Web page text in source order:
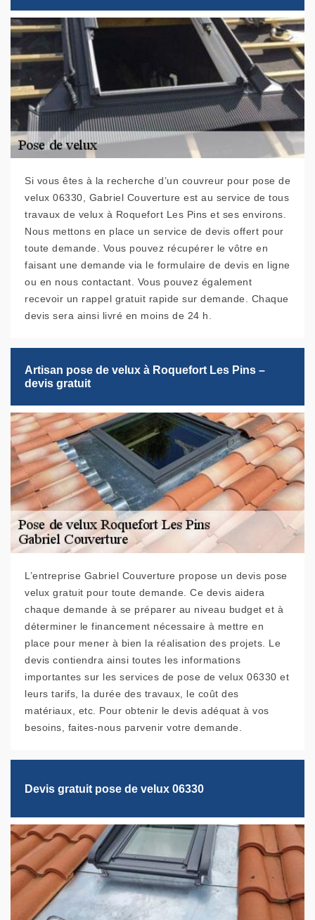
Si vous êtes à la recherche d’un couvreur pour pose de
velux 06330, Gabriel Couverture est au service de tous
travaux de velux à Roquefort Les Pins et ses environs.
Nous mettons en place un service de devis offert pour
toute demande. Vous pouvez récupérer le vôtre en
faisant une demande via le formulaire de devis en ligne
ou en nous contactant. Vous pouvez également
recevoir un rappel gratuit rapide sur demande. Chaque
devis sera ainsi livré en moins de 24 h.
Artisan pose de velux à Roquefort Les Pins –
devis gratuit
L’entreprise Gabriel Couverture propose un devis pose
velux gratuit pour toute demande. Ce devis aidera
chaque demande à se préparer au niveau budget et à
déterminer le financement nécessaire à mettre en
place pour mener à bien la réalisation des projets. Le
devis contiendra ainsi toutes les informations
importantes sur les services de pose de velux 06330 et
leurs tarifs, la durée des travaux, le coût des
matériaux, etc. Pour obtenir le devis adéquat à vos
besoins, faites-nous parvenir votre demande.
Devis gratuit pose de velux 06330